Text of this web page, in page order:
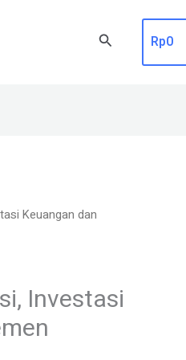
Search Rp0
Keuangan dan
Investasi